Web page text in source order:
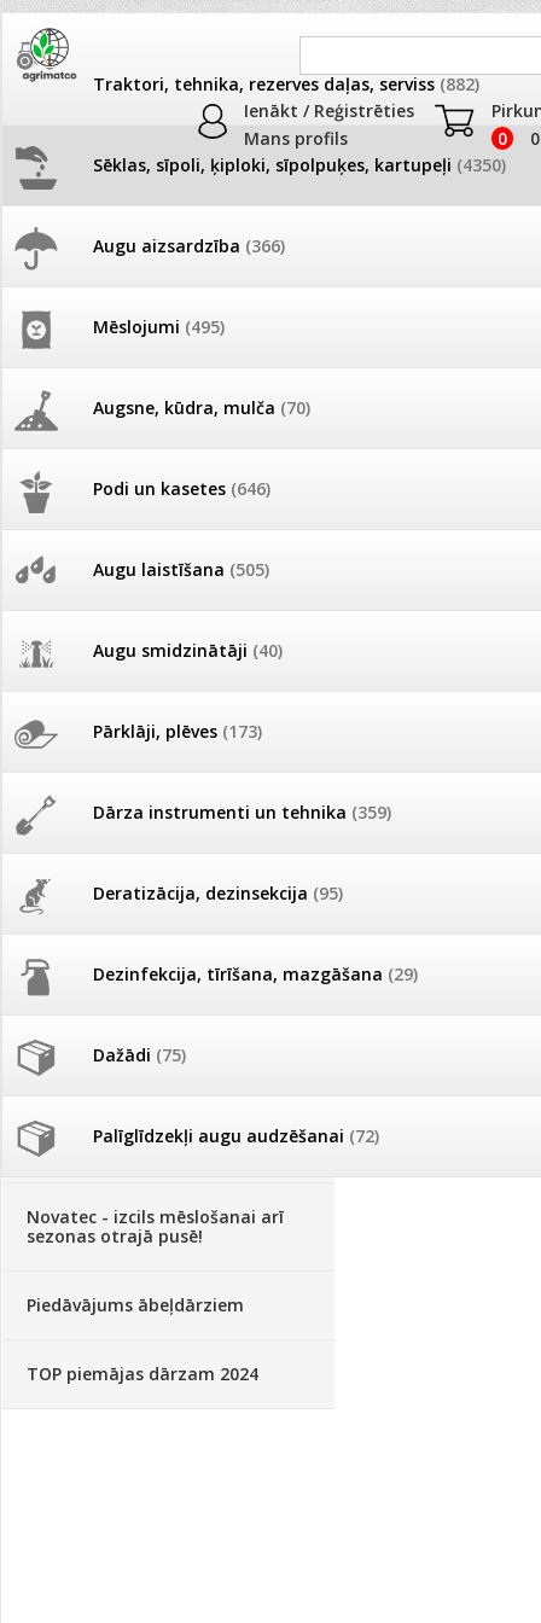
Ienākt / Reģistrēties
Mans profils
0
Traktori, tehnika, rezerves daļas, serviss (882)
Sēklas, sīpoli, ķiploki, sīpolpuķes, kartupeļi (4350)
Augu aizsardzība (366)
Mēslojumi (495)
Augsne, kūdra, mulča (70)
Podi un kasetes (646)
Augu laistīšana (505)
Augu smidzinātāji (40)
Pārklāji, plēves (173)
Dārza instrumenti un tehnika (359)
Deratizācija, dezinsekcija (95)
Dezinfekcija, tīrīšana, mazgāšana (29)
Dažādi (75)
Palīglīdzekļi augu audzēšanai (72)
JAUNUMI
Pašlasīšanas vietu katalogs
26.05. Vebinārs - Kā ierobežot
gliemežus piemājas dārzā un
Darba laiks Līgo svētkos
Ūdens piemērotības noteikšana
Pievienojies braucienam uz
Tomātu sēklu katalogs
Tagad Vitrol GB arī 20kg
iepakojumā!
Tomātu diena 21.augustā
Ievešanas atļaujas 2025
Visas datu drošības lapas (DDL)
vienuviet
Klientu Diena
Novatec - izcils mēslošanai arī
sezonas otrajā pusē!
Piedāvājums ābeļdārziem
TOP piemājas dārzam 2024
AKCIJAS
frēze + mulčieris +
AKCIJAS komplekts -
Dekoratīvie dārzeņi
Produkti »Sēklas, sīpoli, ķiploki, sīpolpuķes, kartupeļi
Dekoratīvie dārzeņi
Preču salīdzināšana
Nav izvēlēta neviena prece